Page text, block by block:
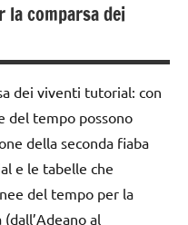
la comparsa dei
dei viventi tutorial: con
del tempo possono
della seconda fiaba
e le tabelle che
del tempo per la
al